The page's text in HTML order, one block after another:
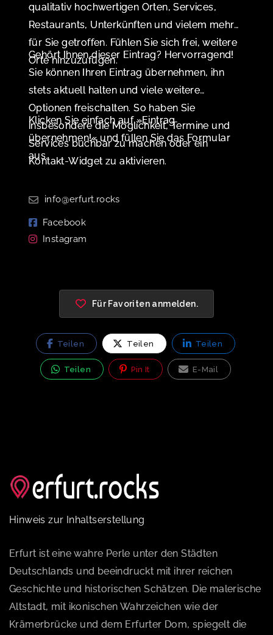
qualitativ hochwertigen Orten, Services,
Restaurants, Unterkünften und vielem mehr
für Sie getroffen. Fühlen Sie sich frei, weitere
Orte hinzuzufügen.
Gehört Ihnen dieser Eintrag? Hervorragend!
Sie können Ihren Eintrag übernehmen, ihn
stets aktuell halten und viele weitere
Optionen freischalten. So haben Sie
insbesondere die Möglichkeit, Termine und
Services buchbar zu machen oder ein
Kontakt-Widget zu aktivieren.
Klicken Sie einfach auf »Eintrag
übernehmen!« und füllen Sie das Formular
aus.
info@erfurt.rocks
Facebook
Instagram
Für Favoriten anmelden.
Teilen Teilen Teilen
Teilen Pin It E-Mail
Hinweis zur Inhaltserstellung
Erfurt ist eine wahre Perle unter den Städten
Deutschlands und beeindruckt mit ihrer reichen
Geschichte und historischen Schätzen. Die malerische
Altstadt, mit ikonischen Wahrzeichen wie der
Krämerbrücke und dem Erfurter Dom, spiegelt die